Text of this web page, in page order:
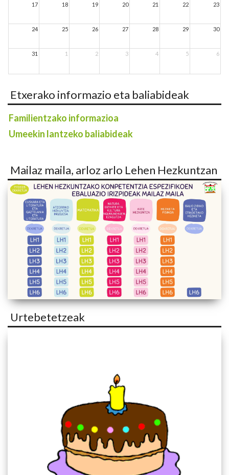
17 18 19 20 21 22 23
24 25 26 27 28 29 30
31 1 2 3 4 5 6
Etxerako informazio eta baliabideak
Familientzako informazioa
Umeekin lantzeko baliabideak
Mailaz maila, arloz arlo Lehen Hezkuntzan
Urtebetetzeak